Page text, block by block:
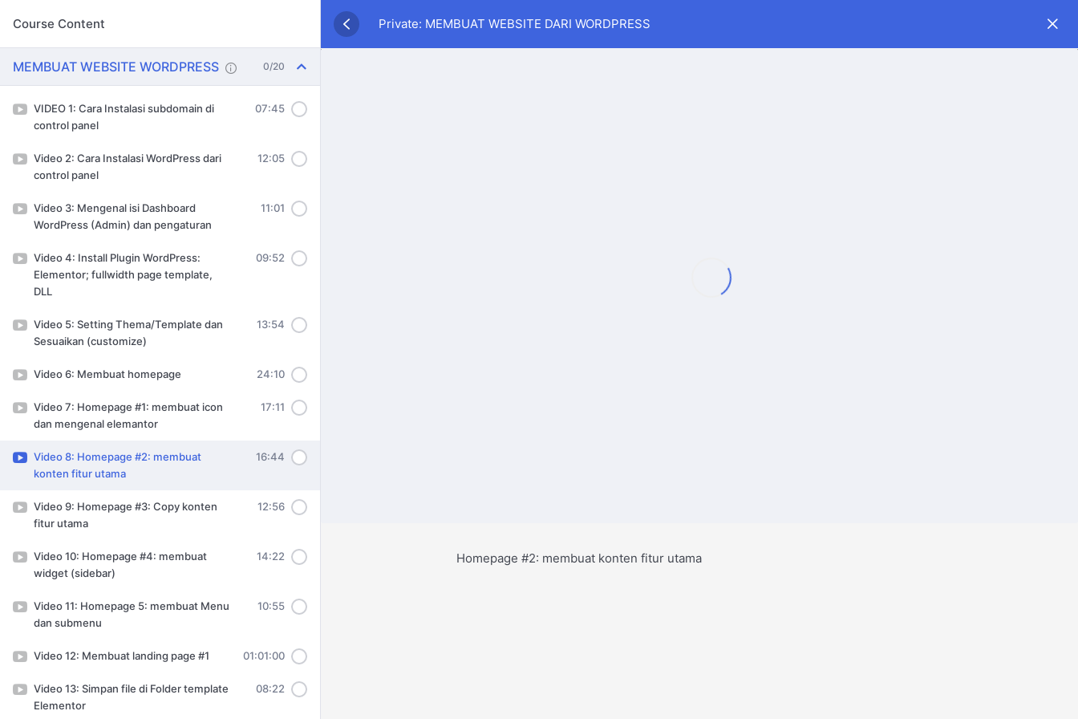
Course Content
MEMBUAT WEBSITE WORDPRESS 0/20
VIDEO 1: Cara Instalasi subdomain di
control panel
07:45
Video 2: Cara Instalasi WordPress dari
control panel
12:05
Video 3: Mengenal isi Dashboard
WordPress (Admin) dan pengaturan
11:01
Video 4: Install Plugin WordPress:
Elementor; fullwidth page template,
DLL
09:52
Video 5: Setting Thema/Template dan
Sesuaikan (customize)
13:54
Video 6: Membuat homepage 24:10
Video 7: Homepage #1: membuat icon
dan mengenal elemantor
17:11
Video 8: Homepage #2: membuat
konten fitur utama
16:44
Video 9: Homepage #3: Copy konten
fitur utama
12:56
Video 10: Homepage #4: membuat
widget (sidebar)
14:22
Video 11: Homepage 5: membuat Menu
dan submenu
10:55
Video 12: Membuat landing page #1 01:01:00
Video 13: Simpan file di Folder template
Elementor
08:22
Private: MEMBUAT WEBSITE DARI WORDPRESS
Homepage #2: membuat konten fitur utama